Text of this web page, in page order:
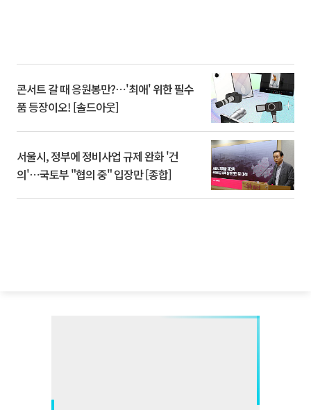
콘서트 갈 때 응원봉만?⋯'최애' 위한 필수
품 등장이오! [솔드아웃]
서울시, 정부에 정비사업 규제 완화 '건
의'⋯국토부 "협의 중" 입장만 [종합]